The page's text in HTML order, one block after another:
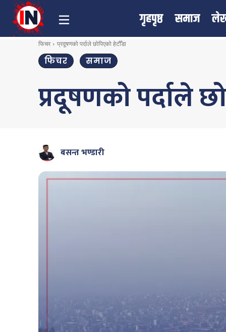
गृहपृष्ठ समाज
फिचर प्रदूषणको पर्दाले छोपिएको हेटौँडा
फिचर समाज
प्रदूषणको पर्दाले
बसन्त भण्डारी